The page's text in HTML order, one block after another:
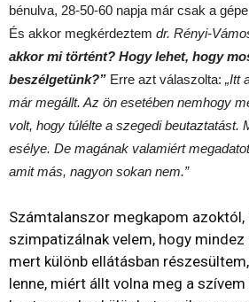
bénulva, 28-50-60 napja már csak a
És akkor megkérdeztem dr. Rényi-
akkor mi történt? Hogy lehet, hogy
beszélgetünk?” Erre azt válaszolta: „Itt
már megállt. Az ön esetében nemhogy
volt, hogy túlélte a szegedi beutaztatást.
esélye. De magának valamiért
amit más, nagyon sokan nem.”
Számtalanszor megkapom azoktól,
szimpatizálnak velem, hogy
mert különb ellátásban
lenne, miért állt volna meg a